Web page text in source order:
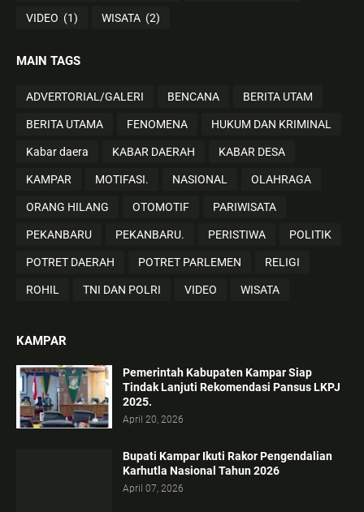
VIDEO (1) WISATA (2)
MAIN TAGS
ADVERTORIAL/GALERI BENCANA BERITA UTAM
BERITA UTAMA FENOMENA HUKUM DAN KRIMINAL
Kabar daera KABAR DAERAH KABAR DESA
KAMPAR MOTIFASI. NASIONAL OLAHRAGA
ORANG HILANG OTOMOTIF PARIWISATA
PEKANBARU PEKANBARU. PERISTIWA POLITIK
POTRET DAERAH POTRET PARLEMEN RELIGI
ROHIL TNI DAN POLRI VIDEO WISATA
KAMPAR
Pemerintah Kabupaten Kampar Siap
Tindak Lanjuti Rekomendasi Pansus LKPJ
2025.
April 20, 2026
Bupati Kampar Ikuti Rakor Pengendalian
Karhutla Nasional Tahun 2026
April 07, 2026